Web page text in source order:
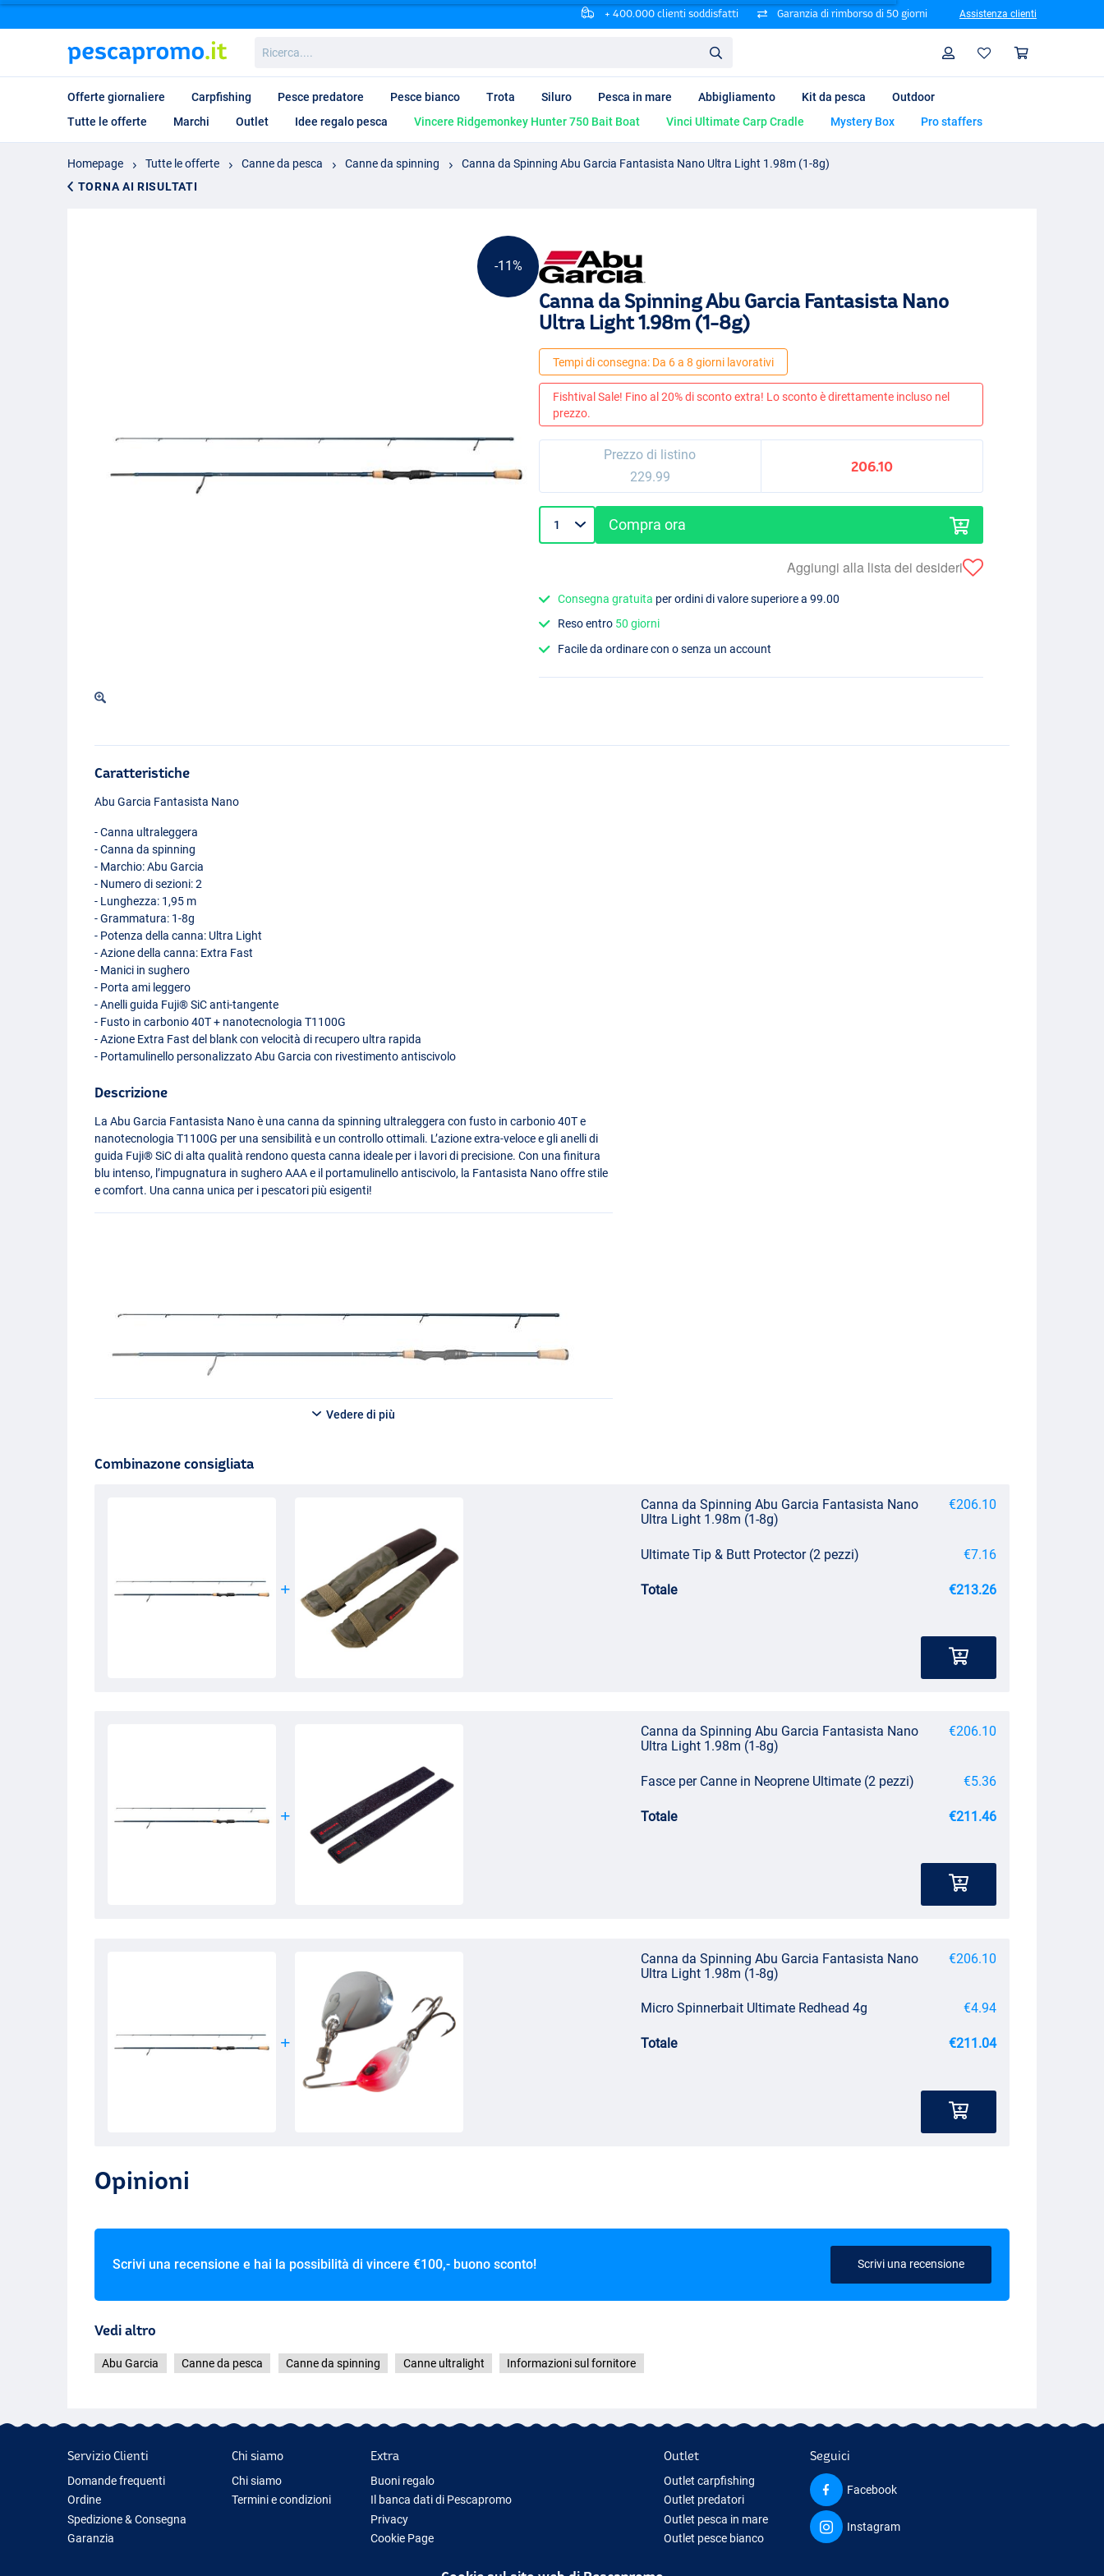
+ 400.000 clienti soddisfatti Garanzia di rimborso di 50 giorni Assistenza clienti
Profilo
Offerte giornaliere Carpfishing Pesce predatore Pesce bianco Trota Siluro Pesca in mare Abbigliamento Kit da pesca
Outdoor
Tutte le offerte
Marchi Outlet Idee regalo pesca Vincere Ridgemonkey Hunter 750 Bait Boat Vinci Ultimate Carp Cradle Mystery Box Pro staffers
Homepage Tutte le offerte Canne da pesca Canne da spinning
Canna da Spinning Abu Garcia Fantasista Nano Ultra Light 1.98m (1-8g)
TORNA AI RISULTATI
-11%
Canna da Spinning Abu Garcia Fantasista Nano
Ultra Light 1.98m (1-8g)
Tempi di consegna: Da 6 a 8 giorni lavorativi
Fishtival Sale! Fino al 20% di sconto extra! Lo sconto è direttamente incluso nel
prezzo.
Prezzo di listino
229.99
206.10
Compra ora
Aggiungi alla lista dei desideri
Consegna gratuita per ordini di valore superiore a 99.00
Reso entro 50 giorni
Facile da ordinare con o senza un account
Caratteristiche
Abu Garcia Fantasista Nano
- Canna ultraleggera
- Canna da spinning
- Marchio: Abu Garcia
- Numero di sezioni: 2
- Lunghezza: 1,95 m
- Grammatura: 1-8g
- Potenza della canna: Ultra Light
- Azione della canna: Extra Fast
- Manici in sughero
- Porta ami leggero
- Anelli guida Fuji® SiC anti-tangente
- Fusto in carbonio 40T + nanotecnologia T1100G
- Azione Extra Fast del blank con velocità di recupero ultra rapida
- Portamulinello personalizzato Abu Garcia con rivestimento antiscivolo
Descrizione
La Abu Garcia Fantasista Nano è una canna da spinning ultraleggera con fusto in carbonio 40T e
nanotecnologia T1100G per una sensibilità e un controllo ottimali. L’azione extra-veloce e gli anelli di
guida Fuji® SiC di alta qualità rendono questa canna ideale per i lavori di precisione. Con una finitura
blu intenso, l’impugnatura in sugheroAAAe il portamulinello antiscivolo, la Fantasista Nano offre stile
e comfort. Una canna unica per i pescatori più esigenti!
Vedere di più
Combinazone consigliata
Canna da Spinning Abu Garcia Fantasista Nano
Ultra Light 1.98m (1-8g)
€206.10
Ultimate Tip & Butt Protector (2 pezzi) €7.16
Totale €213.26
Canna da Spinning Abu Garcia Fantasista Nano
Ultra Light 1.98m (1-8g)
€206.10
Fasce per Canne in Neoprene Ultimate (2 pezzi) €5.36
Totale €211.46
Canna da Spinning Abu Garcia Fantasista Nano
Ultra Light 1.98m (1-8g)
€206.10
Micro Spinnerbait Ultimate Redhead 4g €4.94
Totale €211.04
Opinioni
Scrivi una recensione e hai la possibilità di vincere €100,- buono sconto! Scrivi una recensione
Vedi altro
Abu Garcia Canne da pesca Canne da spinning Canne ultralight Informazioni sul fornitore
Servizio Clienti
Domande frequenti
Ordine
Spedizione & Consegna
Garanzia
Chi siamo
Chi siamo
Termini e condizioni
Extra
Buoni regalo
Il banca dati di Pescapromo
Privacy
Cookie Page
Outlet
Outlet carpfishing
Outlet predatori
Outlet pesca in mare
Outlet pesce bianco
Seguici
Facebook
Instagram